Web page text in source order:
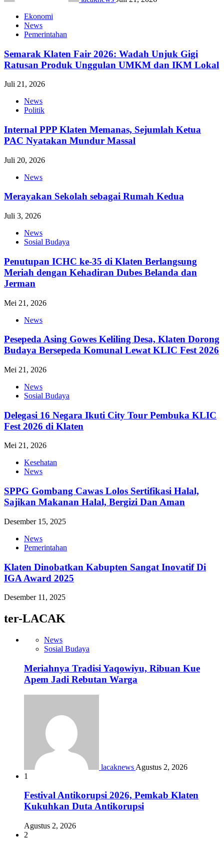
Ekonomi
News
Pemerintahan
Semarak Klaten Fair 2026: Wadah Unjuk Gigi
Ratusan Produk Unggulan UMKM dan IKM Lokal
Juli 21, 2026
News
Politik
Internal PPP Klaten Memanas, Sejumlah Ketua
PAC Nyatakan Mundur Massal
Juli 20, 2026
News
Merayakan Sekolah sebagai Rumah Kedua
Juli 3, 2026
News
Sosial Budaya
Penutupan ICHC ke-35 di Klaten Berlangsung
Meriah dengan Kehadiran Dubes Belanda dan
Jerman
Mei 21, 2026
News
Pesepeda Asing Gowes Keliling Desa, Klaten Dorong
Budaya Bersepeda Komunal Lewat KLIC Fest 2026
Mei 21, 2026
News
Sosial Budaya
Delegasi 16 Negara Ikuti City Tour Pembuka KLIC
Fest 2026 di Klaten
Mei 21, 2026
Kesehatan
News
SPPG Gombang Cawas Lolos Sertifikasi Halal,
Sajikan Makanan Halal, Bergizi Dan Aman
Desember 15, 2025
News
Pemerintahan
Klaten Dinobatkan Kabupten Sangat Inovatif Di
IGA Award 2025
Desember 11, 2025
ter-LACAK
News
Sosial Budaya
Meriahnya Tradisi Yaqowiyu, Ribuan Kue
Apem Jadi Rebutan Warga
lacaknews Agustus 2, 2026
1
Festival Antikorupsi 2026, Pemkab Klaten
Kukuhkan Duta Antikorupsi
Agustus 2, 2026
2